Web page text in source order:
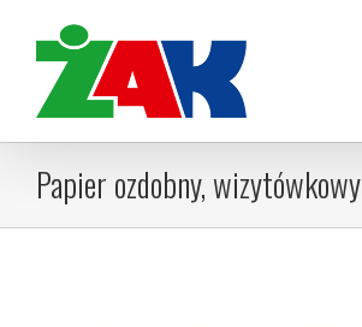
content
Papier ozdobny,